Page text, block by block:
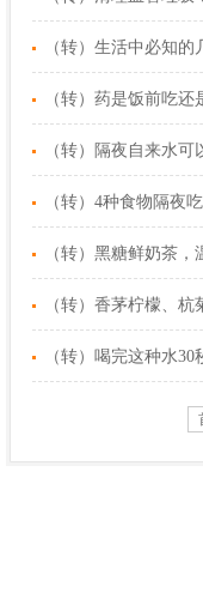
（转）生活中必知的
（转）药是饭前吃还
（转）隔夜自来水
（转）4种食物隔夜
（转）黑糖鲜奶茶，
（转）香茅柠檬、杭
（转）喝完这种水